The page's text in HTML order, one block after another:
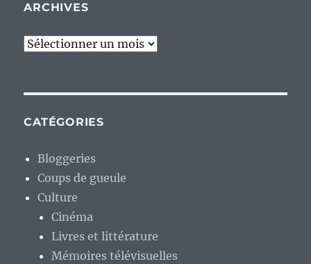
ARCHIVES
Archives
CATÉGORIES
Bloggeries
Coups de gueule
Culture
Cinéma
Livres et littérature
Mémoires télévisuelles